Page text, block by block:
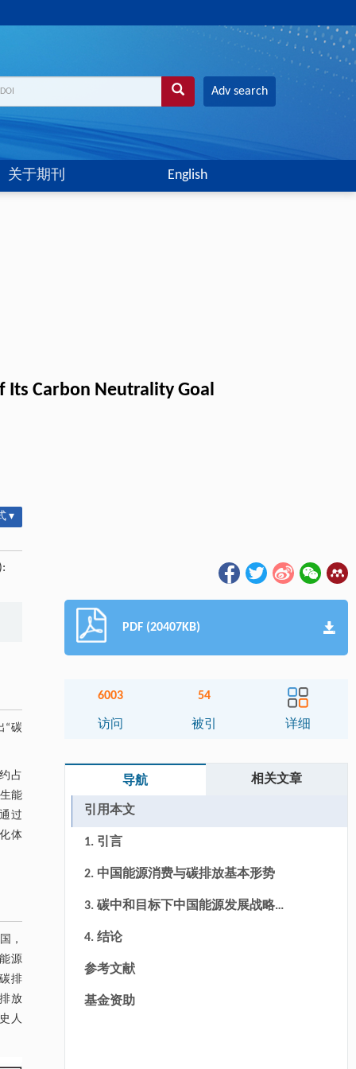
Adv search
关于期刊 English
Its Carbon Neutrality Goal
▾
“碳
占
能
过
体
，
源
排
放
人
PDF (20407KB)
6003
访问
54
被引 详细
导航 相关文章
引用本文
1. 引言
2. 中国能源消费与碳排放基本形势
3. 碳中和目标下中国能源发展战略与
举措
4. 结论
参考文献
基金资助